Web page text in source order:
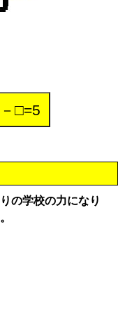
の学校の力になり